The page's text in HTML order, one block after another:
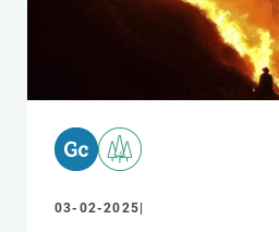
03-02-2025